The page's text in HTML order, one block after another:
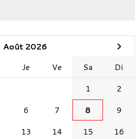
Août 2026
Je Ve Sa
Di
1
2
6 7 8
9
13 14 15
16